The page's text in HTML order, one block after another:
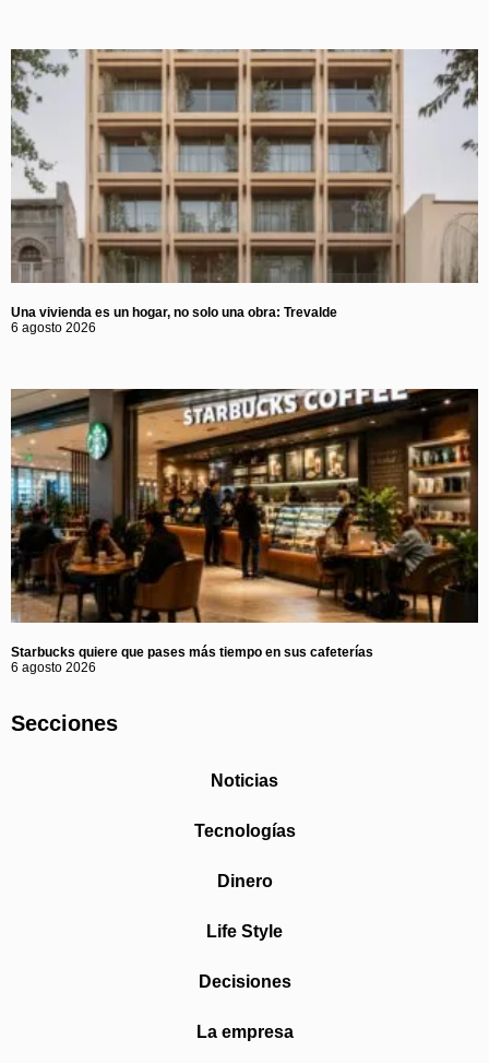
Una vivienda es un hogar, no solo una obra: Trevalde
6 agosto 2026
Starbucks quiere que pases más tiempo en sus cafeterías
6 agosto 2026
Secciones
Noticias
Tecnologías
Dinero
Life Style
Decisiones
La empresa